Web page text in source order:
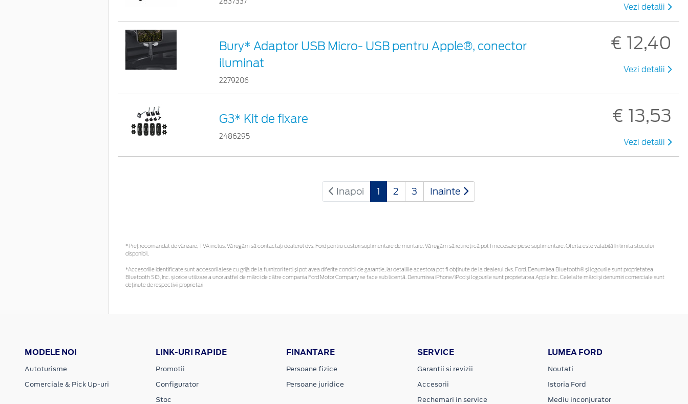
Vezi detalii
Bury* Adaptor USB Micro- USB pentru Apple®, conector
iluminat
2279206
€ 12,40
Vezi detalii
G3* Kit de fixare
2486295
€ 13,53
Vezi detalii
Inapoi 1 2 3 Inainte
*Preţ recomandat de vânzare, TVA inclus. Vă rugăm să contactaţi dealerul dvs. Ford pentru costuri suplimentare de montare. Vă rugăm să rețineți că pot fi necesare piese suplimentare. Oferta este valabilă în limita stocului
disponibil.
*Accesoriile identificate sunt accesorii alese cu grijă de la furnizori terți și pot avea diferite condiții de garanție, iar detaliile acestora pot fi obținute de la dealerul dvs. Ford. Denumirea Bluetooth® și logourile sunt proprietatea
Bluetooth SIG, Inc. și orice utilizare a unor astfel de mărci de către compania Ford Motor Company se face sub licență. Denumirea iPhone/iPod și logourile sunt proprietatea Apple Inc. Celelalte mărci și denumiri comerciale sunt
deținute de respectivii proprietari
MODELE NOI
Autoturisme
Comerciale & Pick Up-uri
LINK-URI RAPIDE
Promotii
Configurator
Stoc
FINANTARE
Persoane fizice
Persoane juridice
SERVICE
Garantii si revizii
Accesorii
Rechemari in service
LUMEA FORD
Noutati
Istoria Ford
Mediu inconjurator